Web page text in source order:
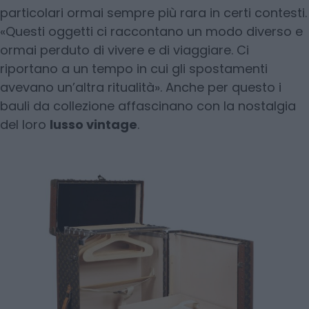
particolari ormai sempre più rara in certi contesti.
«Questi oggetti ci raccontano un modo diverso e
ormai perduto di vivere e di viaggiare. Ci
riportano a un tempo in cui gli spostamenti
avevano un’altra ritualità». Anche per questo i
bauli da collezione affascinano con la nostalgia
del loro lusso vintage.